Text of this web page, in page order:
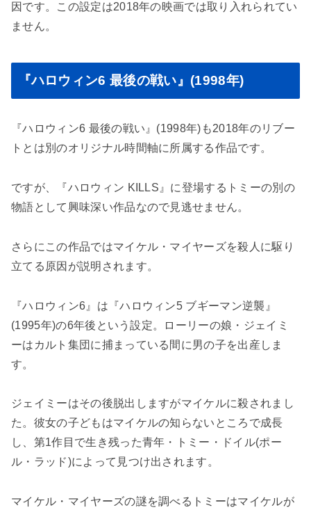
因です。この設定は2018年の映画では取り入れられてい
ません。
『ハロウィン6 最後の戦い』(1998年)
『ハロウィン6 最後の戦い』(1998年)も2018年のリブー
トとは別のオリジナル時間軸に所属する作品です。
ですが、『ハロウィン KILLS』に登場するトミーの別の
物語として興味深い作品なので見逃せません。
さらにこの作品ではマイケル・マイヤーズを殺人に駆り
立てる原因が説明されます。
『ハロウィン6』は『ハロウィン5 ブギーマン逆襲』
(1995年)の6年後という設定。ローリーの娘・ジェイミ
ーはカルト集団に捕まっている間に男の子を出産しま
す。
ジェイミーはその後脱出しますがマイケルに殺されまし
た。彼女の子どもはマイケルの知らないところで成長
し、第1作目で生き残った青年・トミー・ドイル(ポー
ル・ラッド)によって見つけ出されます。
マイケル・マイヤーズの謎を調べるトミーはマイケルが